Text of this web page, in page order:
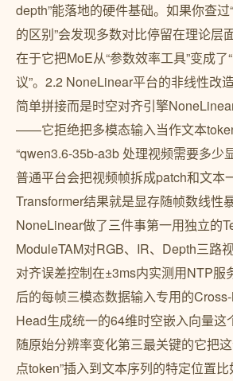
depth”能落地的硬件基础。如果你查
的区别”会发现多数对比停留在理论层
在于它把MoE从“参数效率工具”变成
议”。2.2 NoneLinear平台的非线性改
简单拼接而是时空对齐引擎
——它拒绝把多模态输入当作文本
“qwen3.6-35b-a3b 处理视频需要多少
普通平台会把视频帧拆成patch和文本
Transformer结果就是显存随帧数线性
NoneLinear做了三件事第一用独立的
ModuleTAM对RGB、IR、Depth三路
对齐误差控制在±3ms内实测用NTP服
后的每帧三模态数据输入专用的
Head生成统一的64维时空嵌入向量这
随原始分辨率变化第三最关键的它把
点token”插入到文本序列的特定位置